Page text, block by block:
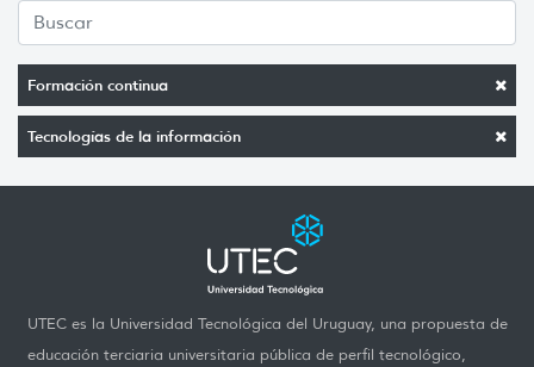
Formación continua
Tecnologías de la información
UTEC es la Universidad Tecnológica del Uruguay, una propuesta de
educación terciaria universitaria pública de perfil tecnológico,